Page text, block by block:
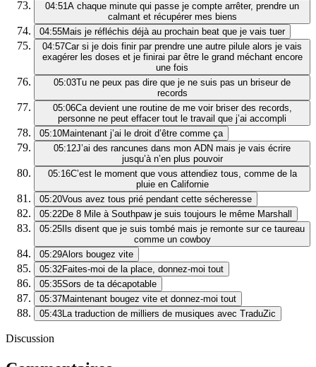
04:51A chaque minute qui passe je compte arrêter, prendre un
calmant et récupérer mes biens
04:55Mais je réfléchis déjà au prochain beat que je vais tuer
04:57Car si je dois finir par prendre une autre pilule alors je vais
exagérer les doses et je finirai par être le grand méchant encore
une fois
05:03Tu ne peux pas dire que je ne suis pas un briseur de
records
05:06Ca devient une routine de me voir briser des records,
personne ne peut effacer tout le travail que j’ai accompli
05:10Maintenant j’ai le droit d’être comme ça
05:12J’ai des rancunes dans mon ADN mais je vais écrire
jusqu’à n’en plus pouvoir
05:16C’est le moment que vous attendiez tous, comme de la
pluie en Californie
05:20Vous avez tous prié pendant cette sécheresse
05:22De 8 Mile à Southpaw je suis toujours le même Marshall
05:25 Ils disent que je suis tombé mais je remonte sur ce taureau
comme un cowboy
05:29Alors bougez vite
05:32Faites-moi de la place, donnez-moi tout
05:35Sors de ta décapotable
05:37Maintenant bougez vite et donnez-moi tout
05:43La traduction de milliers de musiques avec TraduZic
Discussion